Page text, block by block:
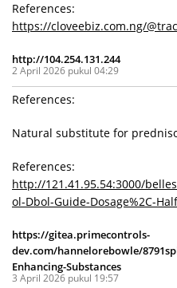
References:
https://cloveebiz.com.ng/
http://104.254.131.244
2 April 2026 pukul 04:29
References:
Natural substitute for
References:
http://121.41.95.54:3000/
ol-Dbol-Guide-Dosage%2C-
https://gitea.primecontrols-
dev.com/hannelorebowle/
Enhancing-Substances
3 April 2026 pukul 19:57